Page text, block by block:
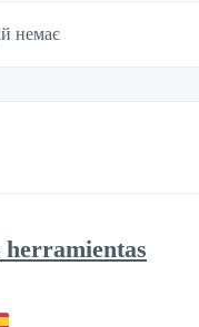
немає